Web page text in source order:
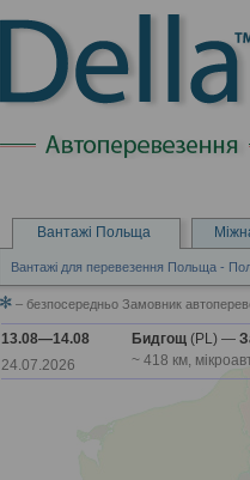
Вантажі Польща
Вантажі для перевезення Польща -
– безпосередньо Замовник
13.08—14.08 Бидгощ(PL) —
24.07.2026
~ 418 км,